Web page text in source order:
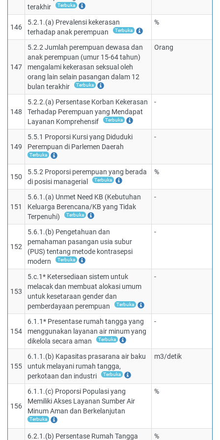
terakhir
Terbuka
146
5.2.1.(a) Prevalensi kekerasan
terhadap anak perempuan
Terbuka
%
147
5.2.2 Jumlah perempuan dewasa dan
anak perempuan (umur 15-64 tahun)
mengalami kekerasan seksual oleh
orang lain selain pasangan dalam 12
bulan terakhir
Terbuka
Orang
148
5.2.2.(a) Persentase Korban Kekerasan
Terhadap Perempuan yang Mendapat
Layanan Komprehensif
Terbuka
-
149
5.5.1 Proporsi Kursi yang Diduduki
Perempuan di Parlemen Daerah
Terbuka
-
150
5.5.2 Proporsi perempuan yang berada
di posisi managerial
Terbuka
%
151
5.6.1.(a) Unmet Need KB (Kebutuhan
Keluarga Berencana/KB yang Tidak
Terpenuhi)
Terbuka
-
152
5.6.1.(b) Pengetahuan dan
pemahaman pasangan usia subur
(PUS) tentang metode kontrasepsi
modern
Terbuka
-
153
5.c.1* Ketersediaan sistem untuk
melacak dan membuat alokasi umum
untuk kesetaraan gender dan
pemberdayaan perempuan
Terbuka
-
154
6.1.1* Presentase rumah tangga yang
menggunakan layanan air minum yang
dikelola secara aman
Terbuka
-
155
6.1.1.(b) Kapasitas prasarana air baku
untuk melayani rumah tangga,
perkotaan dan industri
Terbuka
m3/detik
156
6.1.1.(c) Proporsi Populasi yang
Memiliki Akses Layanan Sumber Air
Minum Aman dan Berkelanjutan
Terbuka
%
6.2.1.(b) Persentase Rumah Tangga
%